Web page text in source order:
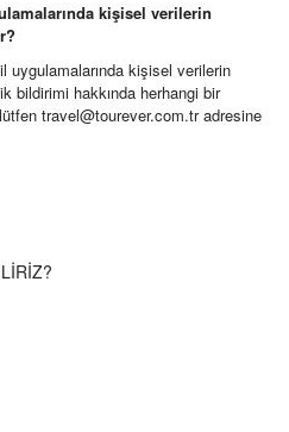
kişisel verilerin
uygulamalarında kişisel verilerin
bildirimi hakkında herhangi bir
travel@tourever.com.tr adresine